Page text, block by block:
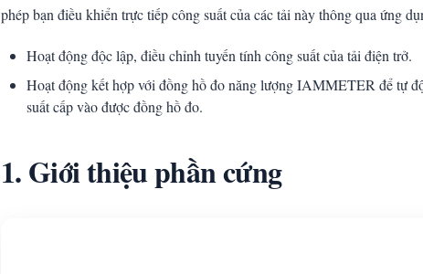
phép bạn điều khiển trực tiếp công suất của các tải này thông qua ứng
Hoạt động độc lập, điều chỉnh tuyến tính công suất của tải điện trở.
Hoạt động kết hợp với đồng hồ đo năng lượng IAMMETER để tự
suất cấp vào được đồng hồ đo.
1. Giới thiệu phần cứng